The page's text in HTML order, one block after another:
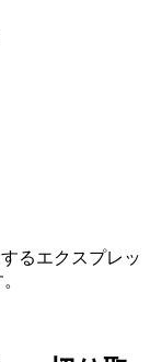
るエクスプレッ